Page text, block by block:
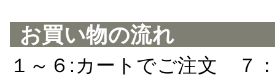
お買い物の流れ
１～６:カートでご注文 ７